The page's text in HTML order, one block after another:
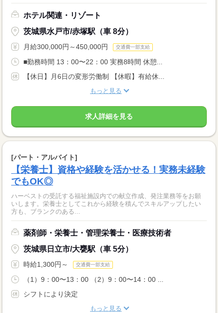
ホテル関連・リゾート
茨城県水戸市/赤塚駅（車 8分）
月給300,000円～450,000円 交通費一部支給
■勤務時間 13：00〜22：00 実務8時間 休憩...
【休日】月6日の変形労働制 【休暇】有給休...
もっと見る
求人詳細を見る
[パート・アルバイト]
【栄養士】資格や経験を活かせる！実務未経験
でもOK◎
ハーベストの受託する福祉施設内での献立作成、発注業務等をお願
いします。栄養士としてこれから経験を積んでスキルアップしたい
方も、ブランクのある...
薬剤師・栄養士・管理栄養士・医療技術者
茨城県日立市/大甕駅（車 5分）
時給1,300円～ 交通費一部支給
（1）9：00〜13：00 （2）9：00〜14：00 ...
シフトにより決定
もっと見る